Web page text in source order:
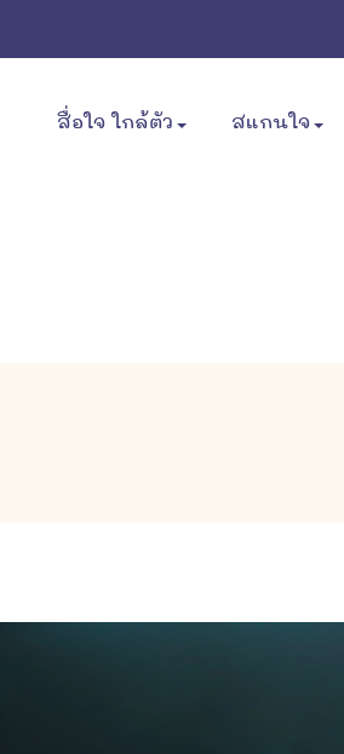
สื่อใจ ใกล้ตัว สแกนใจ